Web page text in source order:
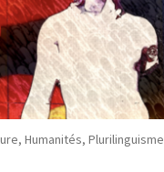
Humanités, Plurilinguisme